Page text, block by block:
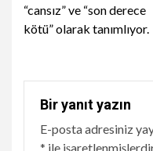
“cansız” ve “son derece
kötü” olarak tanımlıyor.
Bir yanıt yazın
E-posta adresiniz
* ile